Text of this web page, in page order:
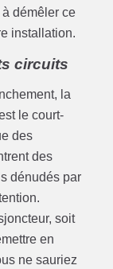
démêler ce
installation.
circuits
la
le court-
des
des
dénudés par
soit
en
ne sauriez